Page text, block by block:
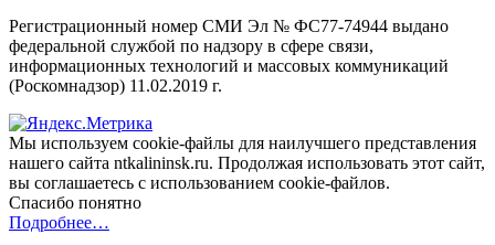
Регистрационный номер СМИ Эл № ФС77-74944 выдано
федеральной службой по надзору в сфере связи,
информационных технологий и массовых коммуникаций
(Роскомнадзор) 11.02.2019 г.
Мы используем cookie-файлы для наилучшего представления
нашего сайта ntkalininsk.ru. Продолжая использовать этот сайт,
вы соглашаетесь с использованием cookie-файлов.
Спасибо понятно
Подробнее…